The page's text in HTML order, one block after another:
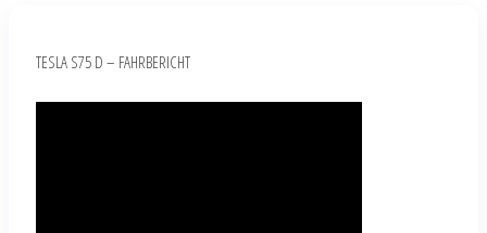
TESLA S75 D – FAHRBERICHT